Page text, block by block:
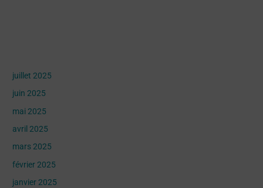
juillet 2025
juin 2025
mai 2025
avril 2025
mars 2025
février 2025
janvier 2025